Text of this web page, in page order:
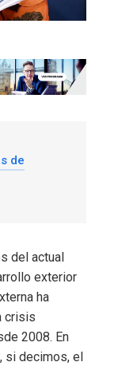
de
del actual
exterior
ha
crisis
2008. En
si decimos, el